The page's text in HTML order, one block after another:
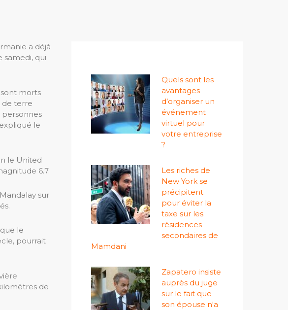
a déjà
samedi, qui
morts
de terre
personnes
le
le United
6.7.
sur
le
pourrait
de
Quels sont les
avantages
d’organiser un
événement
virtuel pour
votre entreprise
?
Les riches de
New York se
précipitent
pour éviter la
taxe sur les
résidences
secondaires de
Mamdani
Zapatero insiste
auprès du juge
sur le fait que
son épouse n'a